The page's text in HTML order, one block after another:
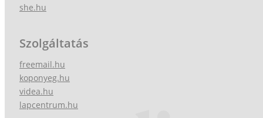
she.hu
Szolgáltatás
freemail.hu
koponyeg.hu
videa.hu
lapcentrum.hu